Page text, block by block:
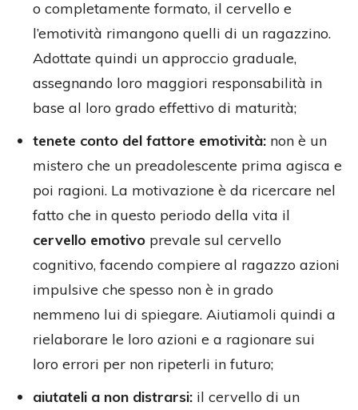
o completamente formato, il cervello e
l’emotività rimangono quelli di un ragazzino.
Adottate quindi un approccio graduale,
assegnando loro maggiori responsabilità in
base al loro grado effettivo di maturità;
tenete conto del fattore emotività: non è un
mistero che un preadolescente prima agisca e
poi ragioni. La motivazione è da ricercare nel
fatto che in questo periodo della vita il
cervello emotivo prevale sul cervello
cognitivo, facendo compiere al ragazzo azioni
impulsive che spesso non è in grado
nemmeno lui di spiegare. Aiutiamoli quindi a
rielaborare le loro azioni e a ragionare sui
loro errori per non ripeterli in futuro;
aiutateli a non distrarsi: il cervello di un